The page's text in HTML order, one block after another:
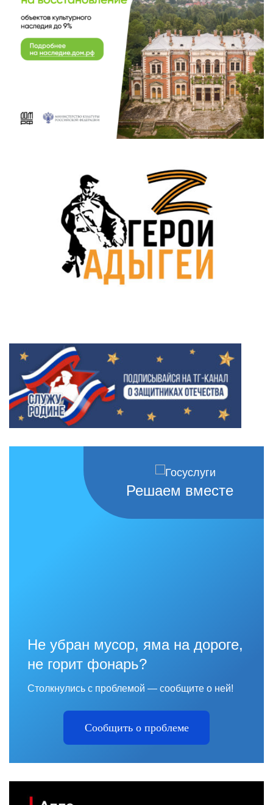
Решаем вместе
Не убран мусор, яма на дороге,
не горит фонарь?
Столкнулись с проблемой — сообщите о ней!
Сообщить о проблеме